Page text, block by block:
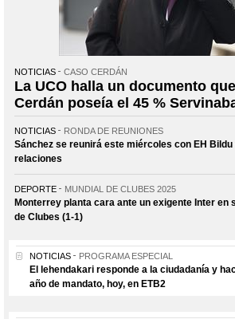
NOTICIAS CASO CERDÁN
La UCO halla un documento
Cerdán poseía el 45 %
NOTICIAS RONDA DE REUNIONES
Sánchez se reunirá este miércoles con EH
relaciones
DEPORTE MUNDIAL DE CLUBES 2025
Monterrey planta cara ante un exigente Inter en
de Clubes (1-1)
NOTICIAS PROGRAMA ESPECIAL
El lehendakari responde a la ciudadanía y
año de mandato, hoy, en ETB2